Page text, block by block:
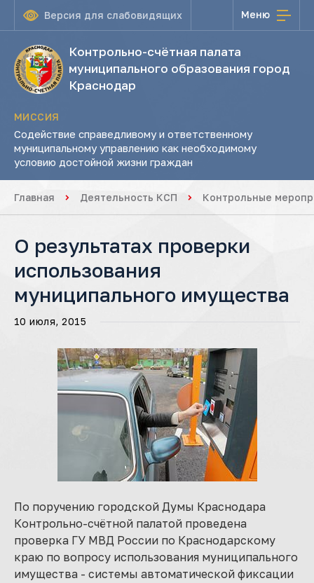
Версия для слабовидящих Меню
Контрольно-счётная палата
муниципального образования город
Краснодар
МИССИЯ
Содействие справедливому и ответственному
муниципальному управлению как необходимому
условию достойной жизни граждан
Главная Деятельность КСП Контрольные
О результатах проверки
использования
муниципального имущества
10 июля, 2015
По поручению городской Думы Краснодара
Контрольно-счётной палатой проведена
проверка ГУ МВД России по Краснодарскому
краю по вопросу использования муниципального
имущества - системы автоматической фиксации